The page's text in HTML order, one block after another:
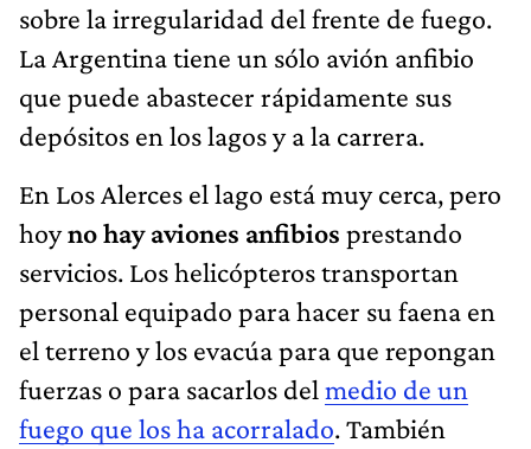
sobre la irregularidad del frente de fuego.
La Argentina tiene un sólo avión anfibio
que puede abastecer rápidamente sus
depósitos en los lagos y a la carrera.
En Los Alerces el lago está muy cerca, pero
hoyno hay aviones anfibios prestando
servicios. Los helicópteros transportan
personal equipado para hacer su faena en
el terreno y los evacúa para que repongan
fuerzas o para sacarlos del medio de un
fuego que los ha acorralado. También